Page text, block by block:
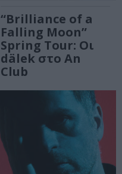
“Brilliance of a
Falling Moon”
Spring Tour: Οι
dälek στο An
Club